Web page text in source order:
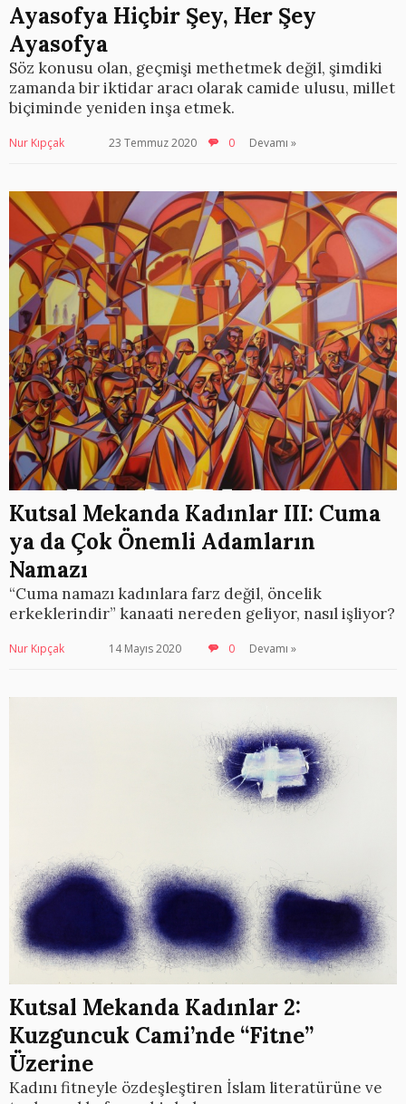
Ayasofya Hiçbir Şey, Her Şey
Ayasofya
Söz konusu olan, geçmişi methetmek değil, şimdiki
zamanda bir iktidar aracı olarak camide ulusu, millet
biçiminde yeniden inşa etmek.
Nur Kıpçak 23 Temmuz 2020 0 Devamı »
Kutsal Mekanda Kadınlar III: Cuma
ya da Çok Önemli Adamların
Namazı
“Cuma namazı kadınlara farz değil, öncelik
erkeklerindir” kanaati nereden geliyor, nasıl işliyor?
Nur Kıpçak 14 Mayıs 2020 0 Devamı »
Kutsal Mekanda Kadınlar 2:
Kuzguncuk Cami’nde “Fitne”
Üzerine
Kadını fitneyle özdeşleştiren İslam literatürüne ve